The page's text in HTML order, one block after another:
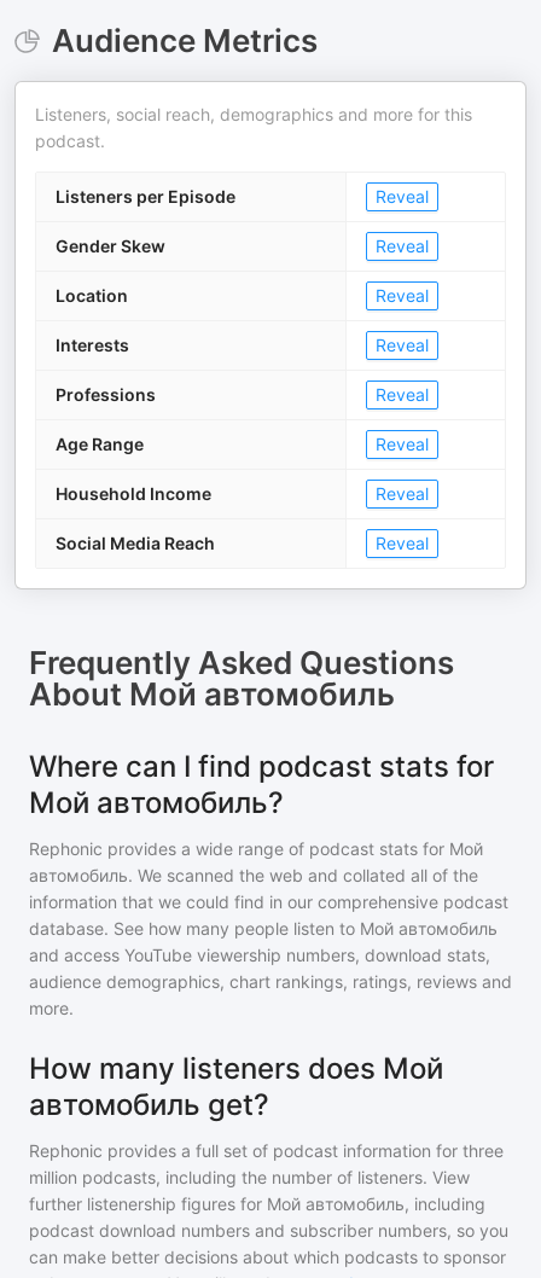
Audience Metrics
Listeners, social reach, demographics and more for this
podcast.
Listeners per Episode Reveal
Gender Skew Reveal
Location Reveal
Interests Reveal
Professions Reveal
Age Range Reveal
Household Income Reveal
Social Media Reach Reveal
Frequently Asked Questions
About Мой автомобиль
Where can I find podcast stats for
Мой автомобиль?
Rephonic provides a wide range of podcast stats for Мой
автомобиль. We scanned the web and collated all of the
information that we could find in our comprehensive podcast
database. See how many people listen to Мой автомобиль
and access YouTube viewership numbers, download stats,
audience demographics, chart rankings, ratings, reviews and
more.
How many listeners does Мой
автомобиль get?
Rephonic provides a full set of podcast information for three
million podcasts, including the number of listeners. View
further listenership figures for Мой автомобиль, including
podcast download numbers and subscriber numbers, so you
can make better decisions about which podcasts to sponsor